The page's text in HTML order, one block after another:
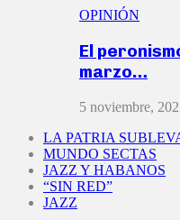
OPINIÓN
El
marzo…
5 noviembre,
LA PATRIA
MUNDO SECTAS
JAZZ Y HABANOS
“SIN RED”
JAZZ